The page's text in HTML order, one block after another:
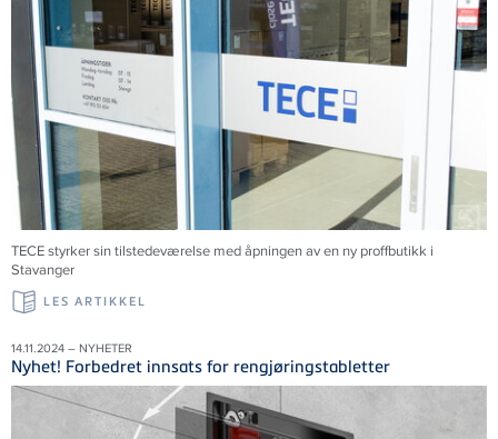
TECE styrker sin tilstedeværelse med åpningen av en ny proffbutikk i
Stavanger
LES ARTIKKEL
14.11.2024 – NYHETER
Nyhet! Forbedret innsats for rengjøringstabletter